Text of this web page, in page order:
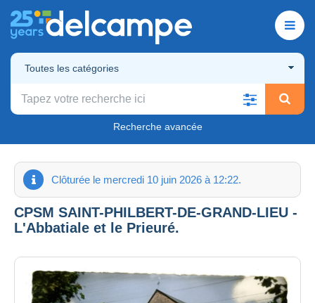
Toutes les catégories
Recherche avancée
Clôturée le mercredi 10 juin 2026 à 12:22.
CPSM SAINT-PHILBERT-DE-GRAND-LIEU -
L'Abbatiale et le Prieuré.